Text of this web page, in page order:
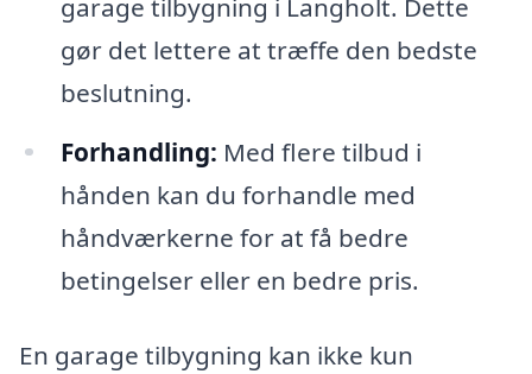
garage tilbygning i Langholt. Dette
gør det lettere at træffe den bedste
beslutning.
Forhandling: Med flere tilbud i
hånden kan du forhandle med
håndværkerne for at få bedre
betingelser eller en bedre pris.
En garage tilbygning kan ikke kun